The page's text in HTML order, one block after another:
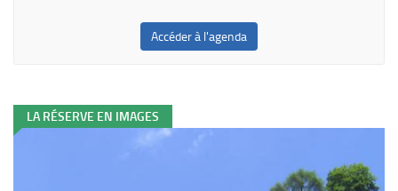
Accéder à l'agenda
LA RÉSERVE EN IMAGES